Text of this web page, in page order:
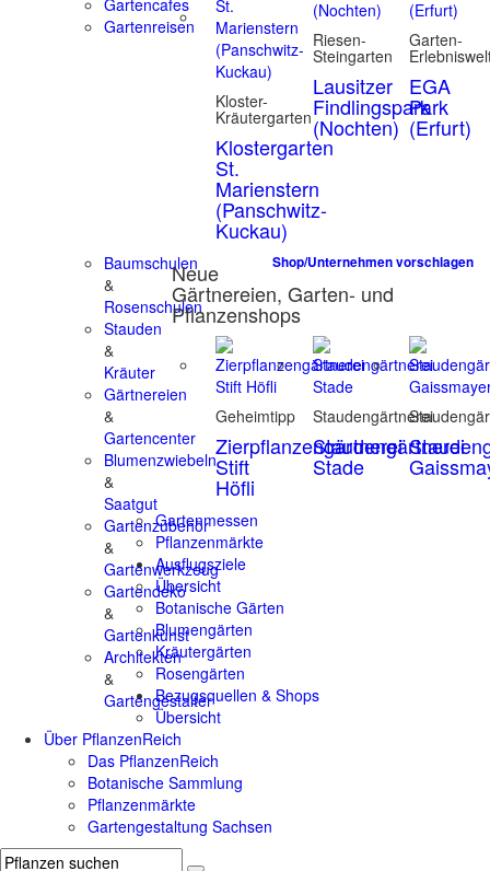
Gartencafes
Gartenreisen
Kloster-
Kräutergarten
Klostergarten
St.
Marienstern
(Panschwitz-
Kuckau)
Riesen-
Steingarten
Lausitzer
Findlingspark
(Nochten)
Garten-
EGA
Park
(Erfurt)
Baumschulen
&
Rosenschulen
Stauden
&
Kräuter
Gärtnereien
&
Gartencenter
Blumenzwiebeln
&
Saatgut
Gartenzubehör
&
Gartenwerkzeug
Gartendeko
&
Gartenkunst
Architekten
&
Gartengestalter
Shop/Unternehmen vorschlagen
Neue
Gärtnereien, Garten- und
Pflanzenshops
Geheimtipp
Zierpflanzengärtnerei
Stift
Höfli
Staudengärtnerei
Staudengärtnerei
Stade
Gartenmessen
Pflanzenmärkte
Ausflugsziele
Übersicht
Botanische Gärten
Blumengärten
Kräutergärten
Rosengärten
Bezugsquellen & Shops
Übersicht
Über PflanzenReich
Das PflanzenReich
Botanische Sammlung
Pflanzenmärkte
Gartengestaltung Sachsen